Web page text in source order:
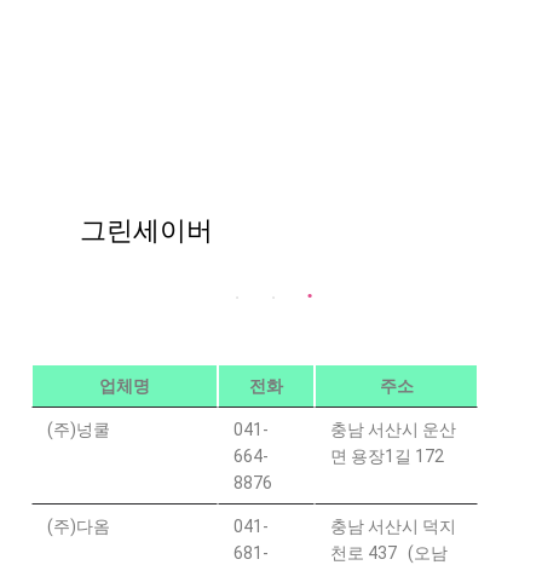
그린세이버
업체명 전화 주소
(주)넝쿨
041-
664-
8876
충남 서산시 운산
면 용장1길 172
(주)다옴
041-
681-
충남 서산시 덕지
천로 437 (오남